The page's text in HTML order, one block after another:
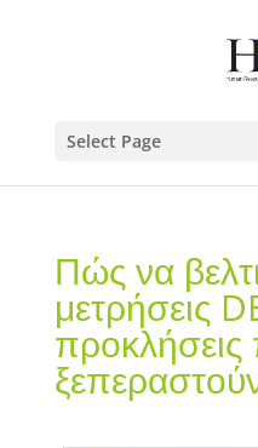
Select Page
Πώς να
μετρήσεις